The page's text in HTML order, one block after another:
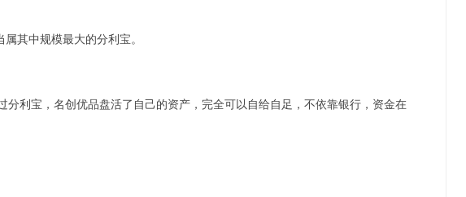
其中规模最大的分利宝。
利宝，名创优品盘活了自己的资产，完全可以自给自足，不依靠银行，资金在